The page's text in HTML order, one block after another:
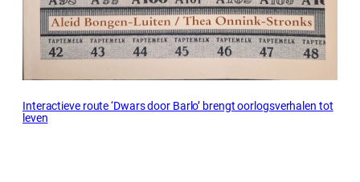
Interactieve route ‘Dwars door Barlo’ brengt oorlogsverhalen tot
leven